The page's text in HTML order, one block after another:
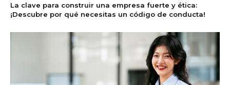
La clave para construir una empresa fuerte y ética:
¡Descubre por qué necesitas un código de conducta!